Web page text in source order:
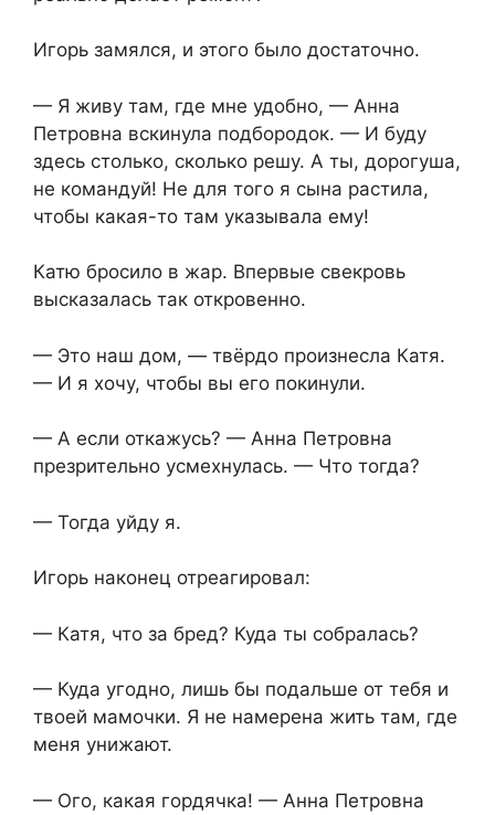
Игорь замялся, и этого было достаточно.
— Я живу там, где мне удобно, — Анна
Петровна вскинула подбородок. — И буду
здесь столько, сколько решу. А ты, дорогуша,
не командуй! Не для того я сына растила,
чтобы какая-то там указывала ему!
Катю бросило в жар. Впервые свекровь
высказалась так откровенно.
— Это наш дом, — твёрдо произнесла Катя.
— И я хочу, чтобы вы его покинули.
— А если откажусь? — Анна Петровна
презрительно усмехнулась. — Что тогда?
— Тогда уйду я.
Игорь наконец отреагировал:
— Катя, что за бред? Куда ты собралась?
— Куда угодно, лишь бы подальше от тебя и
твоей мамочки. Я не намерена жить там, где
меня унижают.
— Ого, какая гордячка! — Анна Петровна